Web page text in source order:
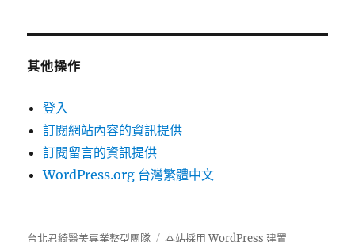
其他操作
登入
訂閱網站內容的資訊提供
訂閱留言的資訊提供
WordPress.org 台灣繁體中文
台北君綺醫美專業整型團隊 本站採用 WordPress 建置